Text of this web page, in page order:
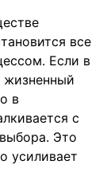
все
Если в
жизненный
в
с
Это
усиливает